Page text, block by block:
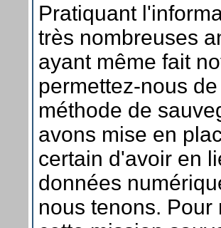
Pratiquant
très nombreuses
ayant même fait
permettez-nous
méthode de
avons mise en
certain d'avoir en
données
nous tenons. Pour